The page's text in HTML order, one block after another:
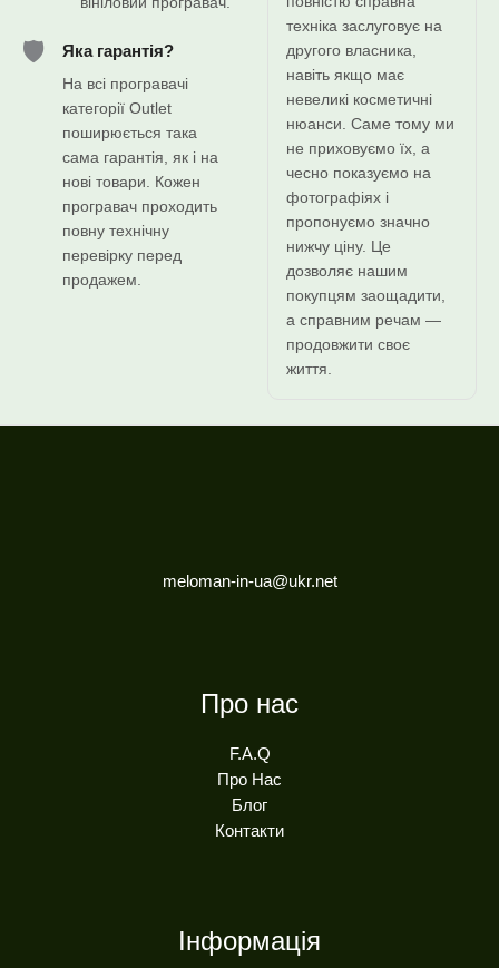
🛡️
Яка гарантія?
На всі програвачі
категорії Outlet
поширюється така
сама гарантія, як і на
нові товари. Кожен
програвач проходить
повну технічну
перевірку перед
продажем.
техніка заслуговує на
другого власника,
навіть якщо має
невеликі косметичні
нюанси. Саме тому ми
не приховуємо їх, а
чесно показуємо на
фотографіях і
пропонуємо значно
нижчу ціну. Це
дозволяє нашим
покупцям заощадити,
а справним речам —
продовжити своє
життя.
meloman-in-ua@ukr.net
Про нас
F.A.Q
Про Нас
Блог
Контакти
Інформація